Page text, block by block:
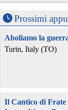
Prossimi
Aboliamo la
Turin, Italy (TO)
Il Cantico di Frate